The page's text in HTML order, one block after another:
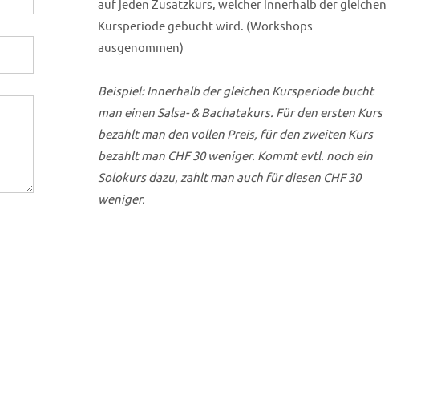
auf jeden Zusatzkurs, welcher innerhalb der gleichen
Kursperiode gebucht wird. (Workshops
ausgenommen)
Beispiel: Innerhalb der gleichen Kursperiode bucht
man einen Salsa- & Bachatakurs. Für den ersten Kurs
bezahlt man den vollen Preis, für den zweiten Kurs
bezahlt man CHF 30 weniger. Kommt evtl. noch ein
Solokurs dazu, zahlt man auch für diesen CHF 30
weniger.